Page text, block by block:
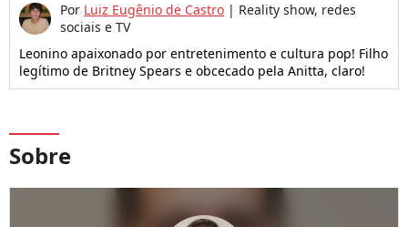
Por Luiz Eugênio de Castro | Reality show, redes
sociais e TV
Leonino apaixonado por entretenimento e cultura pop! Filho
legítimo de Britney Spears e obcecado pela Anitta, claro!
Sobre